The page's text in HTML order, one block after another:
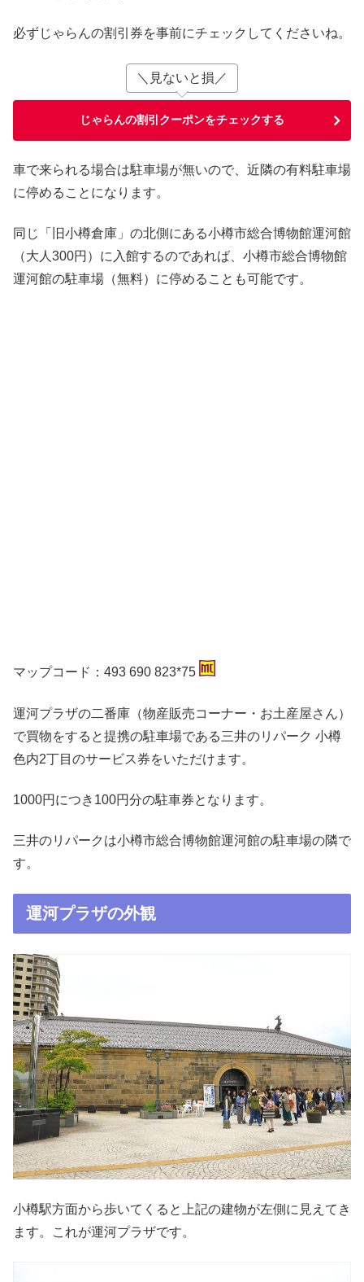
必ずじゃらんの割引券を事前にチェックしてくださいね。
＼見ないと損／
じゃらんの割引クーポンをチェックする
車で来られる場合は駐車場が無いので、近隣の有料駐車場
に停めることになります。
同じ「旧小樽倉庫」の北側にある小樽市総合博物館運河館
（大人300円）に入館するのであれば、小樽市総合博物館
運河館の駐車場（無料）に停めることも可能です。
マップコード：493 690 823*75
運河プラザの二番庫（物産販売コーナー・お土産屋さん）
で買物をすると提携の駐車場である三井のリパーク 小樽
色内2丁目のサービス券をいただけます。
1000円につき100円分の駐車券となります。
三井のリパークは小樽市総合博物館運河館の駐車場の隣で
す。
運河プラザの外観
小樽駅方面から歩いてくると上記の建物が左側に見えてき
ます。これが運河プラザです。